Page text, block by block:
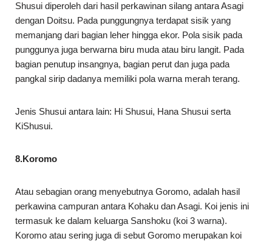
Shusui diperoleh dari hasil perkawinan silang antara Asagi
dengan Doitsu. Pada punggungnya terdapat sisik yang
memanjang dari bagian leher hingga ekor. Pola sisik pada
punggunya juga berwarna biru muda atau biru langit. Pada
bagian penutup insangnya, bagian perut dan juga pada
pangkal sirip dadanya memiliki pola warna merah terang.
Jenis Shusui antara lain: Hi Shusui, Hana Shusui serta
KiShusui.
8.Koromo
Atau sebagian orang menyebutnya Goromo, adalah hasil
perkawina campuran antara Kohaku dan Asagi. Koi jenis ini
termasuk ke dalam keluarga Sanshoku (koi 3 warna).
Koromo atau sering juga di sebut Goromo merupakan koi